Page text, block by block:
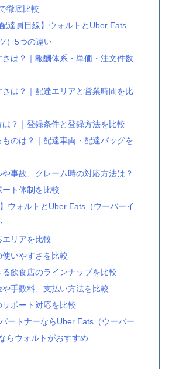
徹底比較
達員目線】ウォルトとUber Eats
）5つの違い
さは？｜報酬体系・単価・注文件数
さは？｜配達エリアと営業時間を比
は？｜登録条件と登録方法を比較
ものは？｜配達車両・配達バッグを
や事故、クレーム時の対応方法は？
ート体制を比較
ウォルトとUber Eats（ウーバーイ
エリアを比較
使いやすさを比較
る飲食店のラインナップを比較
や手数料、支払い方法を比較
サポート対応を比較
ートナーならUber Eats（ウーバー
らウォルトがおすすめ